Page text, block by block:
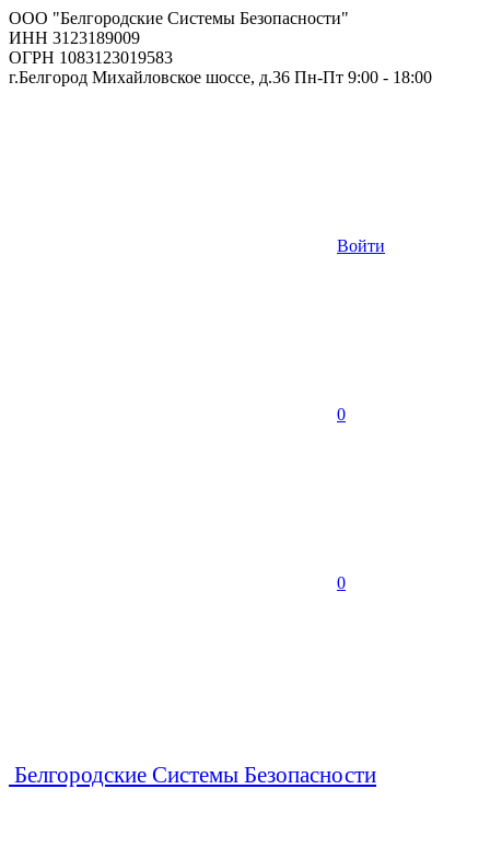
ООО "Белгородские Системы Безопасности"
ИНН 3123189009
ОГРН 1083123019583
г.Белгород Михайловское шоссе, д.36 Пн-Пт 9:00 - 18:00
Войти
0
0
Белгородские Системы Безопасности